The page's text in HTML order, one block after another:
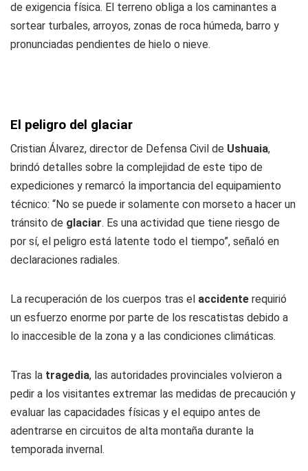
de exigencia física. El terreno obliga a los caminantes a
sortear turbales, arroyos, zonas de roca húmeda, barro y
pronunciadas pendientes de hielo o nieve.
El peligro del glaciar
Cristian Álvarez, director de Defensa Civil de Ushuaia,
brindó detalles sobre la complejidad de este tipo de
expediciones y remarcó la importancia del equipamiento
técnico: “No se puede ir solamente con morseto a hacer un
tránsito de glaciar. Es una actividad que tiene riesgo de
por sí, el peligro está latente todo el tiempo”, señaló en
declaraciones radiales.
La recuperación de los cuerpos tras el accidente requirió
un esfuerzo enorme por parte de los rescatistas debido a
lo inaccesible de la zona y a las condiciones climáticas.
Tras la tragedia, las autoridades provinciales volvieron a
pedir a los visitantes extremar las medidas de precaución y
evaluar las capacidades físicas y el equipo antes de
adentrarse en circuitos de alta montaña durante la
temporada invernal.